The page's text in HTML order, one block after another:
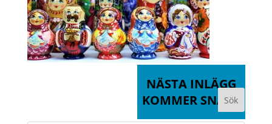
NÄSTA INLÄGG
KOMMER SNART